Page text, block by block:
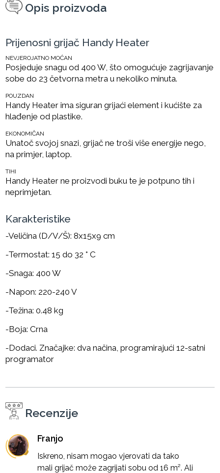
Opis proizvoda
Prijenosni grijač Handy Heater
NEVJEROJATNO MOĆAN
Posjeduje snagu od 400 W, što omogućuje zagrijavanje
sobe do 23 četvorna metra u nekoliko minuta.
POUZDAN
Handy Heater ima siguran grijaći element i kućište za
hlađenje od plastike.
EKONOMIČAN
Unatoč svojoj snazi, grijač ne troši više energije nego,
na primjer, laptop.
TIHI
Handy Heater ne proizvodi buku te je potpuno tih i
neprimjetan.
Karakteristike
-Veličina (D/V/Š): 8х15х9 cm
-Termostat: 15 do 32 ° C
-Snaga: 400 W
-Napon: 220-240 V
-Težina: 0.48 kg
-Boja: Crna
-Dodaci. Značajke: dva načina, programirajući 12-satni
programator
Recenzije
Franjo
Iskreno, nisam mogao vjerovati da tako
mali grijač može zagrijati sobu od 16 m². Ali